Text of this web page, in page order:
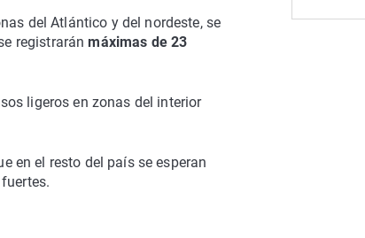
del Atlántico y del nordeste, se
registrarán máximas de 23
ligeros en zonas del interior
en el resto del país se esperan